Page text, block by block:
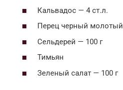
Кальвадос — 4 ст.л.
Перец черный молотый
Сельдерей — 100 г
Тимьян
Зеленый салат — 100 г